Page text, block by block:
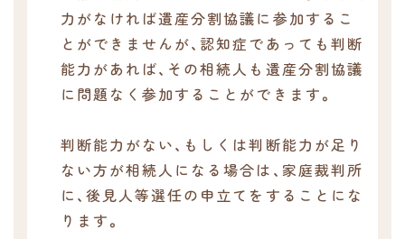
力がなければ遺産分割協議に参加するこ
とができませんが、認知症であっても判断
能力があれば、その相続人も遺産分割協議
に問題なく参加することができます。
判断能力がない、もしくは判断能力が足り
ない方が相続人になる場合は、家庭裁判所
に、後見人等選任の申立てをすることにな
ります。